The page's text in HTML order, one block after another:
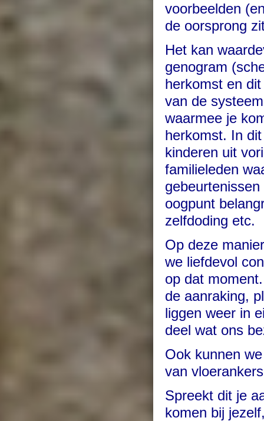
voorbeelden
de oorsprong
Het kan
genogram
herkomst en
van de
waarmee je
herkomst. In
kinderen uit
familieleden
oogpunt
zelfdoding etc.
Op deze
we liefdevol
op dat
de aanraking,
liggen weer in
deel wat ons
Ook kunnen
van
Spreekt dit je
komen bij